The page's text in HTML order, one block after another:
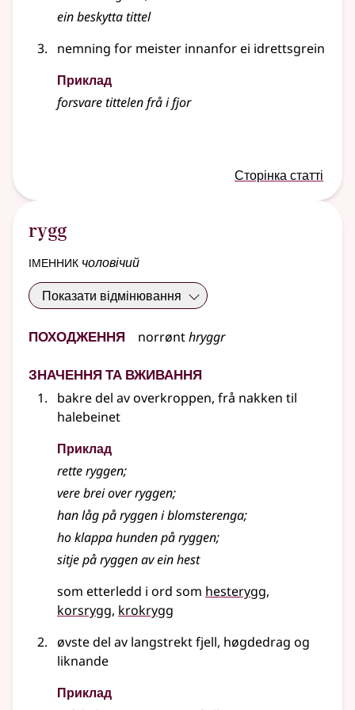
ein beskytta tittel
nemning for meister innanfor ei idrettsgrein
Приклад
forsvare tittelen frå i fjor
Сторінка статті
rygg
іменник чоловічий
Показати відмінювання
Походження norrønthryggr
Значення та вживання
bakre del av overkroppen, frå nakken til
halebeinet
Приклад
rette ryggen;
vere brei over ryggen;
han låg på ryggen i blomsterenga;
ho klappa hunden på ryggen;
sitje på ryggen av ein hest
som etterledd i ord som hesterygg
korsrygg krokrygg
øvste del av langstrekt fjell, høgdedrag og
liknande
Приклад